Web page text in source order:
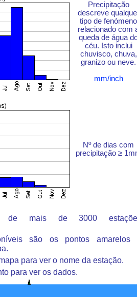
Precipitação
descreve
tipo de fenómeno
relacionado com
queda de água
céu. Isto inclui
chuvisco, chuva,
granizo ou neve.
mm/inch
Nº de dias com
precipitação ≥
de mais de 3000
são os pontos amarelos
para ver o nome da estação.
para ver os dados.